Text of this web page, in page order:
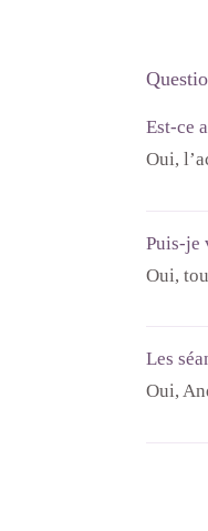
Est-ce
Oui,
Puis-je
Oui,
Les
Oui,